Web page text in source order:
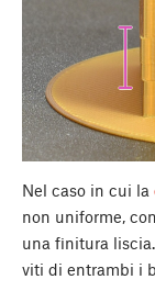
Nel caso in cui la
non uniforme,
una finitura
viti di entrambi i